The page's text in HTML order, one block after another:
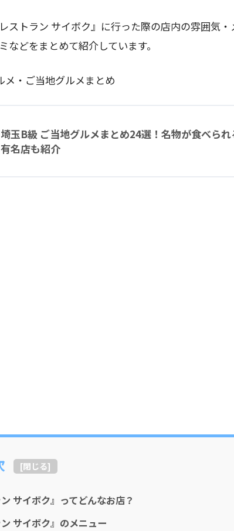
ストラン サイボク』に行った際の店内の雰囲気
などをまとめて紹介しています。
・ご当地グルメまとめ
埼玉B級 ご当地グルメまとめ24選！名物が食べられ
有名店も紹介
[閉じる]
ン サイボク』ってどんなお店？
ン サイボク』のメニュー